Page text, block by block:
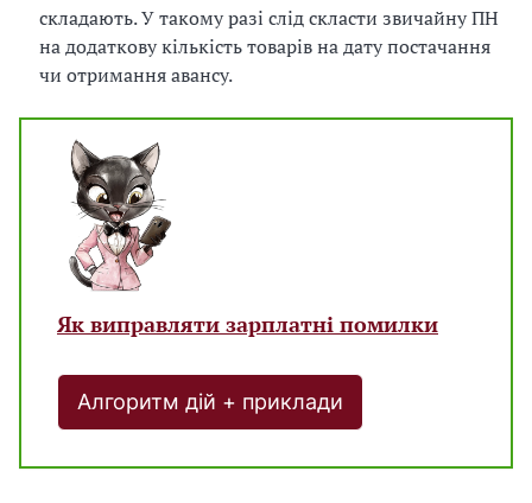
складають. У такому разі слід скласти звичайну ПН
на додаткову кількість товарів на дату постачання
чи отримання авансу.
Як виправляти зарплатні помилки
Алгоритм дій + приклади